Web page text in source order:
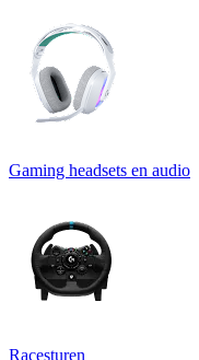
Gaming headsets en audio
Racesturen